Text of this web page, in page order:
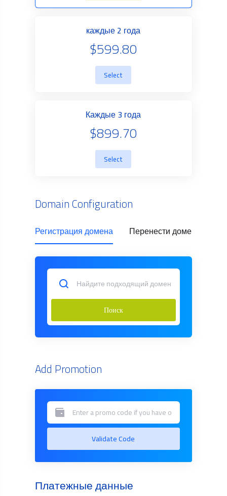
каждые 2 года
$599.80
Select
Каждые 3 года
$899.70
Select
Domain Configuration
Регистрация домена Перенести домен
Поиск
Add Promotion
Validate Code
Платежные данные